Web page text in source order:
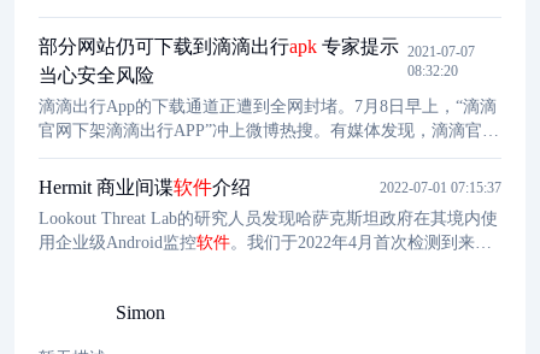
为此承担任何责任。
部分网站仍可下载到滴滴出行apk 专家提示
当心安全风险
2021-07-07
08:32:20
滴滴出行App的下载通道正遭到全网封堵。7月8日早上，“滴滴
官网下架滴滴出行APP”冲上微博热搜。有媒体发现，滴滴官网
不再提供下载。7月4日，应用商店下架“滴滴出行”App；7月7
日，滴滴出行在支付宝小程序、微信小程序内同时下架；在微
信支付的交通出行服务中，也已看不到滴滴出行。
Hermit 商业间谍软件介绍 2022-07-01 07:15:37
Lookout Threat Lab的研究人员发现哈萨克斯坦政府在其境内使
用企业级Android监控软件。我们于2022年4月首次检测到来自
了iOS版本的Hermit，并将RCS Lab和Tykelab与恶意软件联系起
Simon